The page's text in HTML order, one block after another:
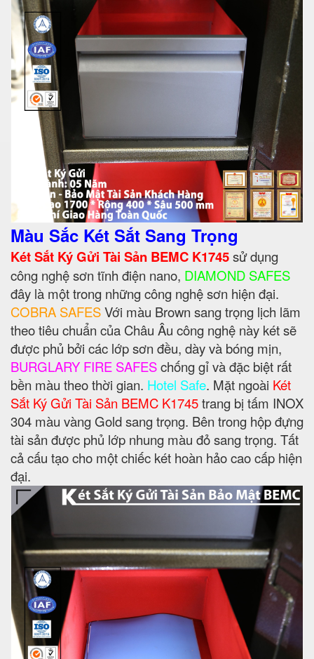
Màu Sắc Két Sắt Sang Trọng
Két Sắt Ký Gửi Tài Sản BEMC K1745sử dụng
công nghệ sơn tĩnh điện nano, DIAMOND SAFES
đây là một trong những công nghệ sơn hiện đại.
COBRA SAFESVới màu Brown sang trọng lịch lãm
theo tiêu chuẩn của Châu Âu công nghệ này két sẽ
được phủ bởi các lớp sơn đều, dày và bóng mịn,
BURGLARY FIRE SAFESchống gỉ và đặc biệt rất
bền màu theo thời gian. Hotel Safe. Mặt ngoài Két
Sắt Ký Gửi Tài Sản BEMC K1745trang bị tấm INOX
304 màu vàng Gold sang trọng. Bên trong hộp đựng
tài sản được phủ lớp nhung màu đỏ sang trọng. Tất
cả cấu tạo cho một chiếc két hoàn hảo cao cấp hiện
đại.